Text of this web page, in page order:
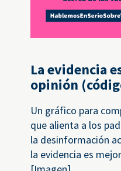
La evidencia
opinión
Un gráfico para
que alienta a los
la desinformación
la evidencia es